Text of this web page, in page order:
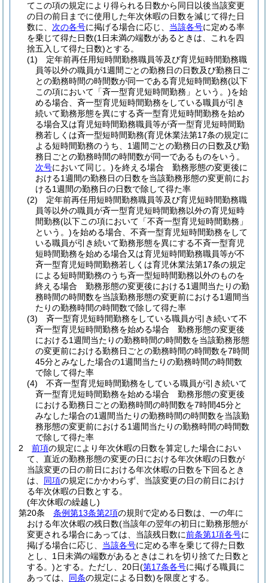
てこの項の規定により得られる日数から同日以後当該変更
の日の前日までに使用した年次休暇の日数を減じて得た日
数に、 次の各号に掲げる場合に応じ、 当該各号に定める率
を乗じて得た日数(1日未満の端数があるときは、これを四
捨五入して得た日数)とする。
(1)
定年前再任用短時間勤務職員等及び育児短時間勤務職
員等以外の職員が1週間ごとの勤務日の日数及び勤務日ご
との勤務時間の時間数が同一である育児短時間勤務(以下
この項において「斉一型育児短時間勤務」という。)を始
める場合、斉一型育児短時間勤務をしている職員が引き
続いて勤務形態を異にする斉一型育児短時間勤務を始め
る場合又は育児短時間勤務職員等が斉一型育児短時間勤
務若しくは斉一型短時間勤務(育児休業法第17条の規定に
よる短時間勤務のうち、1週間ごとの勤務日の日数及び勤
務日ごとの勤務時間の時間数が同一であるものをいう。
次号において同じ。)を終える場合 勤務形態の変更後に
おける1週間の勤務日の日数を当該勤務形態の変更前にお
ける1週間の勤務日の日数で除して得た率
(2)
定年前再任用短時間勤務職員等及び育児短時間勤務職
員等以外の職員が斉一型育児短時間勤務以外の育児短時
間勤務(以下この項において「不斉一型育児短時間勤務」
という。)を始める場合、不斉一型育児短時間勤務をして
いる職員が引き続いて勤務形態を異にする不斉一型育児
短時間勤務を始める場合又は育児短時間勤務職員等が不
斉一型育児短時間勤務若しくは育児休業法第17条の規定
による短時間勤務のうち斉一型短時間勤務以外のものを
終える場合 勤務形態の変更後における1週間当たりの勤
務時間の時間数を当該勤務形態の変更前における1週間当
たりの勤務時間の時間数で除して得た率
(3)
斉一型育児短時間勤務をしている職員が引き続いて不
斉一型育児短時間勤務を始める場合 勤務形態の変更後
における1週間当たりの勤務時間の時間数を当該勤務形態
の変更前における勤務日ごとの勤務時間の時間数を7時間
45分とみなした場合の1週間当たりの勤務時間の時間数
で除して得た率
(4)
不斉一型育児短時間勤務をしている職員が引き続いて
斉一型育児短時間勤務を始める場合 勤務形態の変更後
における勤務日ごとの勤務時間の時間数を7時間45分と
みなした場合の1週間当たりの勤務時間の時間数を当該勤
務形態の変更前における1週間当たりの勤務時間の時間数
で除して得た率
2
前項の規定により年次休暇の日数を算定した場合におい
て、直近の勤務形態の変更の日における年次休暇の日数が
当該変更の日の前日における年次休暇の日数を下回るとき
は、 同項の規定にかかわらず、当該変更の日の前日におけ
る年次休暇の日数とする。
(年次休暇の繰越し)
第20条
条例第13条第2項の規則で定める日数は、一の年に
おける年次休暇の残日数(当該年の翌年の初日に勤務形態が
変更される場合にあっては、当該残日数に前条第1項各号に
掲げる場合に応じ、 当該各号に定める率を乗じて得た日数
とし、1日未満の端数があるときはこれを切り捨てた日数と
する。)とする。 ただし、20日(第17条各号に掲げる職員に
あっては、 同条の規定による日数)を限度とする。